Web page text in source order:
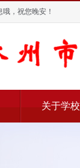
，祝您晚安！
关于学校